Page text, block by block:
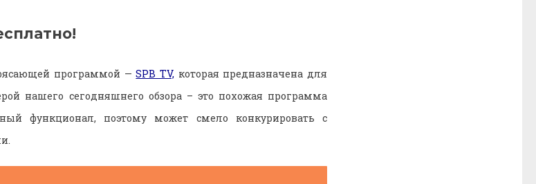
программой —SPB TV, которая предназначена для
нашего сегодняшнего обзора – это похожая программа
функционал, поэтому может смело конкурировать с